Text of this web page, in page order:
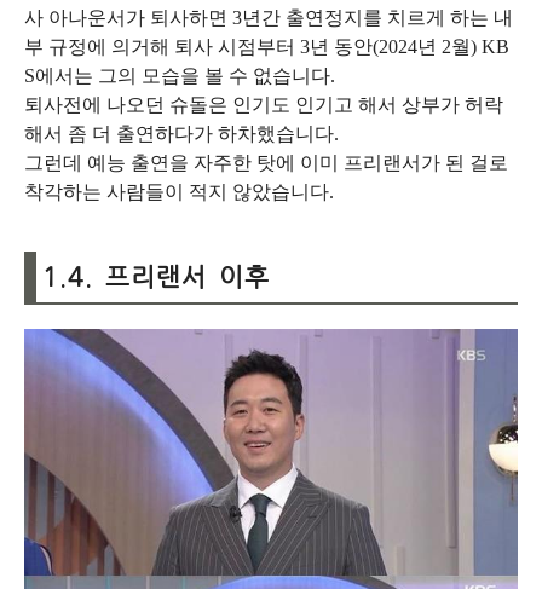
사 아나운서가 퇴사하면 3년간 출연정지를 치르게 하는 내
부 규정에 의거해 퇴사 시점부터 3년 동안(2024년 2월) KB
S에서는 그의 모습을 볼 수 없습니다.
퇴사전에 나오던 슈돌은 인기도 인기고 해서 상부가 허락
해서 좀 더 출연하다가 하차했습니다.
그런데 예능 출연을 자주한 탓에 이미 프리랜서가 된 걸로
착각하는 사람들이 적지 않았습니다.
1.4. 프리랜서 이후